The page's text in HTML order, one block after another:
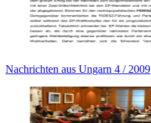
Nachrichten aus Ungarn 4 / 2009